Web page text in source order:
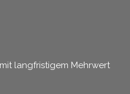
langfristigem Mehrwert